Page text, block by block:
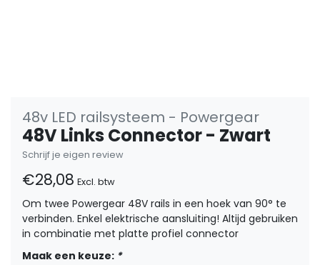
48v LED railsysteem - Powergear
48V Links Connector - Zwart
Schrijf je eigen review
€28,08 Excl. btw
Om twee Powergear 48V rails in een hoek van 90° te
verbinden. Enkel elektrische aansluiting! Altijd gebruiken
in combinatie met platte profiel connector
Maak een keuze: *